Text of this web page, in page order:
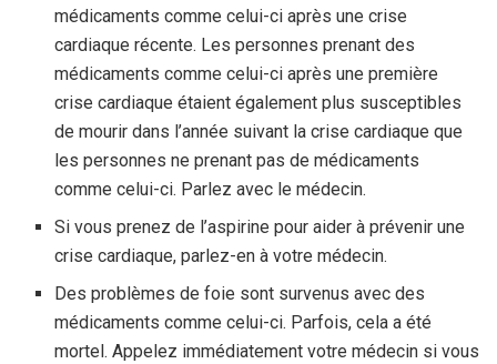
médicaments comme celui-ci après une crise
cardiaque récente. Les personnes prenant des
médicaments comme celui-ci après une première
crise cardiaque étaient également plus susceptibles
de mourir dans l’année suivant la crise cardiaque que
les personnes ne prenant pas de médicaments
comme celui-ci. Parlez avec le médecin.
Si vous prenez de l’aspirine pour aider à prévenir une
crise cardiaque, parlez-en à votre médecin.
Des problèmes de foie sont survenus avec des
médicaments comme celui-ci. Parfois, cela a été
mortel. Appelez immédiatement votre médecin si vous